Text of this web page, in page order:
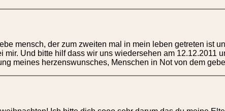
mensch, der zum zweiten mal in mein leben getreten ist
Und bitte hilf dass wir uns wiedersehen am 12.12.2011
meines herzenswunsches, Menschen in Not von dem